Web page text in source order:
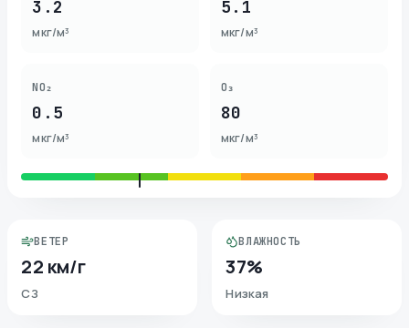
3.2
мкг/м³
5.1
мкг/м³
NO₂
0.5
мкг/м³
O₃
80
мкг/м³
ВЕТЕР
22 км/г
СЗ
ВЛАЖНОСТЬ
37%
Низкая